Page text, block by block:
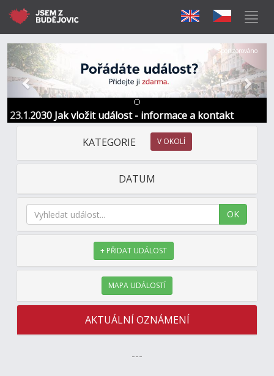
23.1.2030 Jak vložit událost - informace a kontakt
Předchozí Další
Sponzorováno
KATEGORIE V OKOLÍ
DATUM
OK
+ PŘIDAT UDÁLOST
MAPA UDÁLOSTÍ
AKTUÁLNÍ OZNÁMENÍ
---